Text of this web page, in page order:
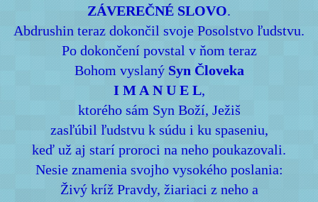
ZÁVEREČNÉ SLOVO.
Abdrushin teraz dokončil svoje Posolstvo ľudstvu.
Po dokončení povstal v ňom teraz
Bohom vyslaný Syn Človeka
I M A N U E L,
ktorého sám Syn Boží, Ježiš
zasľúbil ľudstvu k súdu i ku spaseniu,
keď už aj starí proroci na neho poukazovali.
Nesie znamenia svojho vysokého poslania:
Živý kríž Pravdy, žiariaci z neho a